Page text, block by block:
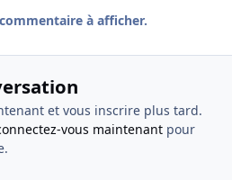
à afficher.
et vous inscrire plus tard.
vous maintenantpour